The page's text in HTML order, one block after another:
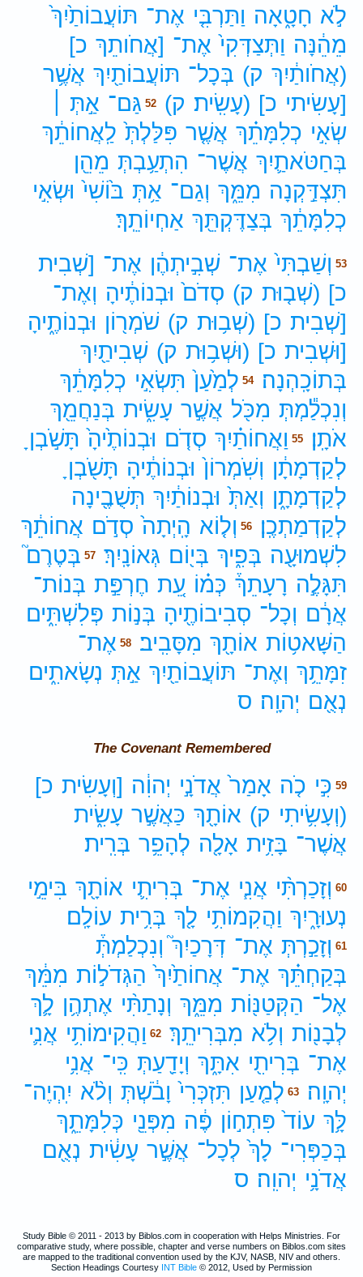
לֹ֣א חָטָ֑אָה וַתַּרְבִּ֤י אֶת־ תּוֹעֲבוֹתַ֙יִךְ֙
מֵהֵ֔נָּה וַתְּצַדְּקִי֙ אֶת־ [אֲחֹותֵךְ כ]
(אֲחֹותַ֔יִךְ ק) בְּכָל־ תּוֹעֲבוֹתַ֖יִךְ אֲשֶׁ֥ר
[עָשִׂיתי כ] (עָשִֽׂית׃ ק) 52 גַּם־ אַ֣תְּ ׀
שְׂאִ֣י כְלִמָּתֵ֗ךְ אֲשֶׁ֤ר פִּלַּלְתְּ֙ לַֽאֲחוֹתֵ֔ךְ
בְּחַטֹּאתַ֛יִךְ אֲשֶׁר־ הִתְעַ֥בְתְּ מֵהֵ֖ן
תִּצְדַּ֣קְנָה מִמֵּ֑ךְ וְגַם־ אַ֥תְּ בּ֙וֹשִׁי֙ וּשְׂאִ֣י
כְלִמָּתֵ֔ךְ בְּצַדֶּקְתֵּ֖ךְ אַחְיוֹתֵֽךְ׃
53 וְשַׁבְתִּי֙ אֶת־ שְׁבִ֣יתְהֶ֔ן אֶת־ [שְׁבִית
כ] (שְׁב֤וּת ק) סְדֹם֙ וּבְנוֹתֶ֔יהָ וְאֶת־
[שְׁבִית כ] (שְׁב֥וּת ק) שֹׁמְר֖וֹן וּבְנוֹתֶ֑יהָ
[וּשְׁבִית כ] (וּשְׁב֥וּת ק) שְׁבִיתַ֖יִךְ
בְּתוֹכָֽהְנָה׃
54 לְמַ֙עַן֙ תִּשְׂאִ֣י כְלִמָּתֵ֔ךְ
וְנִכְלַ֕מְתְּ מִכֹּ֖ל אֲשֶׁ֣ר עָשִׂ֑ית בְּנַחֲמֵ֖ךְ
אֹתָֽן׃
55 וַאֲחוֹתַ֗יִךְ סְדֹ֤ם וּבְנוֹתֶ֙יהָ֙ תָּשֹׁ֣בְןָ
לְקַדְמָתָ֔ן וְשֹֽׁמְרוֹן֙ וּבְנוֹתֶ֔יהָ תָּשֹׁ֖בְןָ
לְקַדְמָתָ֑ן וְאַתְּ֙ וּבְנוֹתַ֔יִךְ תְּשֻׁבֶ֖ינָה
לְקַדְמַתְכֶֽן׃
56 וְל֤וֹא הָֽיְתָה֙ סְדֹ֣ם אֲחוֹתֵ֔ךְ
לִשְׁמוּעָ֖ה בְּפִ֑יךְ בְּי֖וֹם גְּאוֹנָֽיִךְ׃ 57 בְּטֶרֶם֮
תִּגָּלֶ֣ה רָעָתֵךְ֒ כְּמ֗וֹ עֵ֚ת חֶרְפַּ֣ת בְּנוֹת־
אֲרָ֔ם וְכָל־ סְבִיבוֹתֶ֖יהָ בְּנ֣וֹת פְּלִשְׁתִּ֑ים
הַשָּׁאט֥וֹת אוֹתָ֖ךְ מִסָּבִֽיב׃ 58 אֶת־
זִמָּתֵ֥ךְ וְאֶת־ תּוֹעֲבוֹתַ֖יִךְ אַ֣תְּ נְשָׂאתִ֑ים
נְאֻ֖ם יְהוָֽה׃ ס
The Covenant Remembered
59 כִּ֣י כֹ֤ה אָמַר֙ אֲדֹנָ֣י יְהוִ֔ה [וְעָשִׂית כ]
(וְעָשִׂ֥יתִי ק) אוֹתָ֖ךְ כַּאֲשֶׁ֣ר עָשִׂ֑ית
אֲשֶׁר־ בָּזִ֥ית אָלָ֖ה לְהָפֵ֥ר בְּרִֽית׃
60 וְזָכַרְתִּ֨י אֲנִ֧י אֶת־ בְּרִיתִ֛י אוֹתָ֖ךְ בִּימֵ֣י
נְעוּרָ֑יִךְ וַהֲקִמוֹתִ֥י לָ֖ךְ בְּרִ֥ית עוֹלָֽם׃
61 וְזָכַ֣רְתְּ אֶת־ דְּרָכַיִךְ֮ וְנִכְלַמְתְּ֒
בְּקַחְתֵּ֗ךְ אֶת־ אֲחוֹתַ֙יִךְ֙ הַגְּדֹל֣וֹת מִמֵּ֔ךְ
אֶל־ הַקְּטַנּ֖וֹת מִמֵּ֑ךְ וְנָתַתִּ֨י אֶתְהֶ֥ן לָ֛ךְ
לְבָנ֖וֹת וְלֹ֥א מִבְּרִיתֵֽךְ׃ 62 וַהֲקִימוֹתִ֥י אֲנִ֛י
אֶת־ בְּרִיתִ֖י אִתָּ֑ךְ וְיָדַ֖עַתְּ כִּֽי־ אֲנִ֥י
יְהוָֽה׃
63 לְמַ֤עַן תִּזְכְּרִי֙ וָבֹ֔שְׁתְּ וְלֹ֨א יִֽהְיֶה־
לָּ֥ךְ עוֹד֙ פִּתְח֣וֹן פֶּ֔ה מִפְּנֵ֖י כְּלִמָּתֵ֑ךְ
בְּכַפְּרִי־ לָךְ֙ לְכָל־ אֲשֶׁ֣ר עָשִׂ֔ית נְאֻ֖ם
אֲדֹנָ֥י יְהוִֽה׃ ס
Study Bible © 2011 - 2013 by Biblos.com in cooperation with Helps Ministries. For
comparative study, where possible, chapter and verse numbers on Biblos.com sites
are mapped to the traditional convention used by the KJV, NASB, NIV and others.
Section Headings Courtesy INT Bible © 2012, Used by Permission